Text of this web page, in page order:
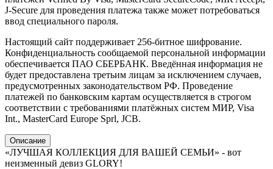
J-Secure для проведения платежа также может потребоваться
ввод специального пароля.
Настоящий сайт поддерживает 256-битное шифрование.
Конфиденциальность сообщаемой персональной информации
обеспечивается ПАО СБЕРБАНК. Введённая информация не
будет предоставлена третьим лицам за исключением случаев,
предусмотренных законодательством РФ. Проведение
платежей по банковским картам осуществляется в строгом
соответствии с требованиями платёжных систем МИР, Visa
Int., MasterCard Europe Sprl, JCB.
Описание
«ЛУЧШАЯ КОЛЛЕКЦИЯ ДЛЯ ВАШЕЙ СЕМЬИ» - вот
неизменный девиз GLORY!